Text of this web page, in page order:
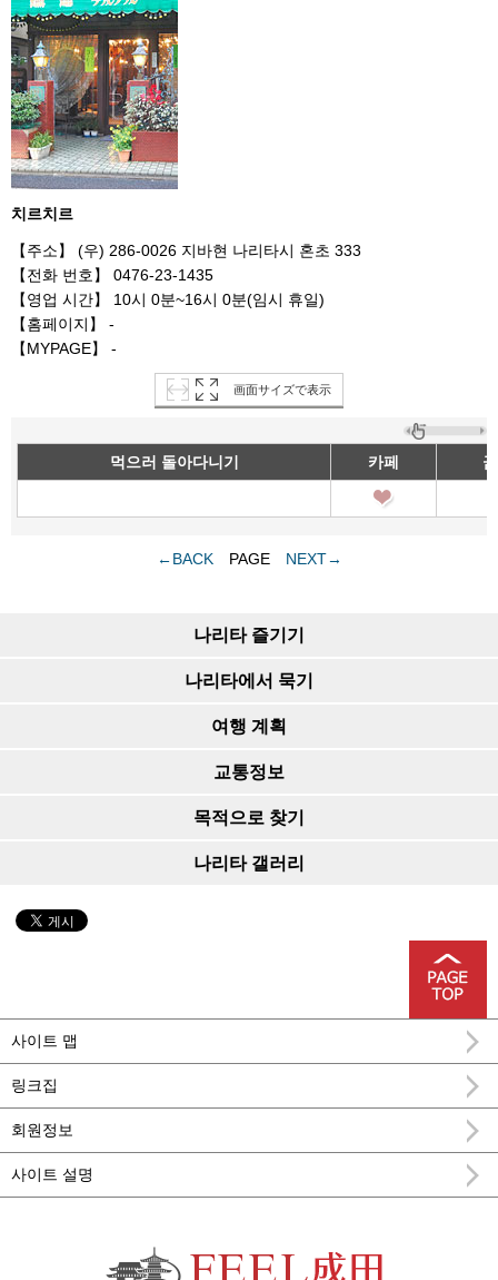
치르치르
【주소】 (우) 286-0026 지바현 나리타시 혼초 333
【전화 번호】 0476-23-1435
【영업 시간】 10시 0분~16시 0분(임시 휴일)
【홈페이지】 -
【MYPAGE】 -
画面サイズで表示
먹으러 돌아다니기 카페
←BACKPAGE NEXT→
나리타 즐기기
나리타에서 묵기
여행 계획
교통정보
목적으로 찾기
나리타 갤러리
사이트 맵
링크집
회원정보
사이트 설명
FEEL 나리타 나리타시 공식 관광 정보